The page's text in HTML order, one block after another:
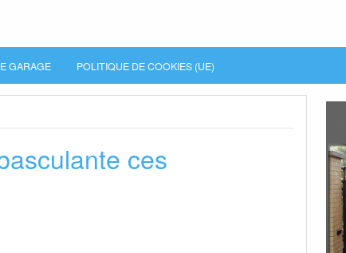
GARAGE POLITIQUE DE COOKIES (UE)
ces